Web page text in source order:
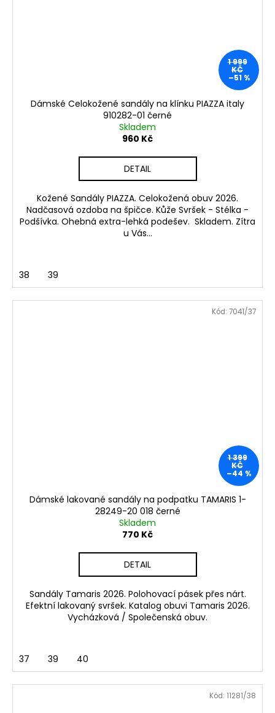
1 999
KČ
–51 %
Dámské Celokožené sandály na klínku PIAZZA italy
910282-01 černé
Skladem
960 Kč
DETAIL
Kožené Sandály PIAZZA. Celokožená obuv 2026.
Nadčasová ozdoba na špičce. Kůže Svršek - Stélka -
Podšívka. Ohebná extra-lehká podešev. Skladem. Zítra
u Vás...
38 39
1 399
KČ
–44 %
Dámské lakované sandály na podpatku TAMARIS 1-
28249-20 018 černé
Skladem
770 Kč
DETAIL
Sandály Tamaris 2026. Polohovací pásek přes nárt.
Efektní lakovaný svršek. Katalog obuvi Tamaris 2026.
Vycházková / Společenská obuv.
37 39 40
Kód: 7041/37
Kód: 11281/38